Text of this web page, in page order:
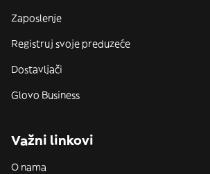
Zaposlenje
Registruj svoje preduzeće
Dostavljači
Glovo Business
Važni linkovi
O nama